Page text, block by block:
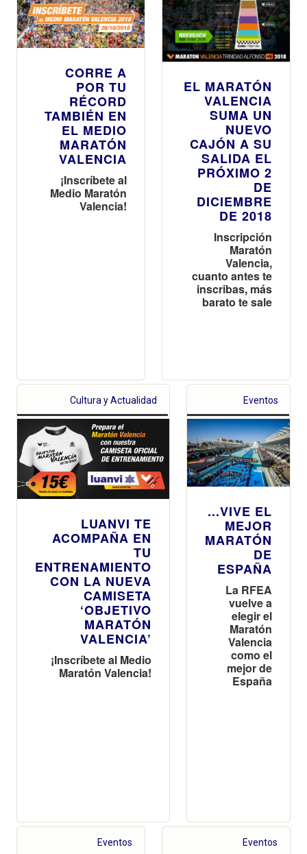
CORRE A
POR TU
RÉCORD
TAMBIÉN EN
EL MEDIO
MARATÓN
VALENCIA
¡Inscríbete al
Medio Maratón
Valencia!
EL MARATÓN
VALENCIA
SUMA UN
NUEVO
CAJÓN A SU
SALIDA EL
PRÓXIMO 2
DE
DICIEMBRE
DE 2018
Inscripción
Maratón
Valencia,
cuanto antes te
inscribas, más
barato te sale
Cultura y Actualidad
LUANVI TE
ACOMPAÑA EN
TU
ENTRENAMIENTO
CON LA NUEVA
CAMISETA
‘OBJETIVO
MARATÓN
VALENCIA’
¡Inscríbete al Medio
Maratón Valencia!
Eventos
...VIVE EL
MEJOR
MARATÓN
DE
ESPAÑA
La RFEA
vuelve a
elegir el
Maratón
Valencia
como el
mejor de
España
Eventos Eventos